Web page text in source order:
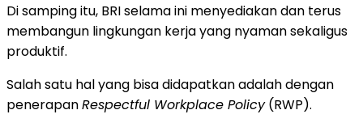
Di samping itu, BRI selama ini menyediakan dan terus
membangun lingkungan kerja yang nyaman sekaligus
produktif.
Salah satu hal yang bisa didapatkan adalah dengan
penerapanRespectful Workplace Policy(RWP).